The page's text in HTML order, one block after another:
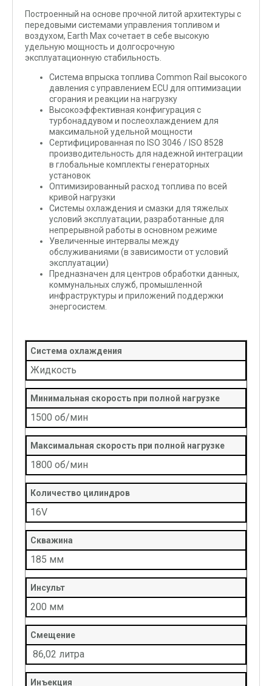
Построенный на основе прочной литой архитектуры с
передовыми системами управления топливом и
воздухом, Earth Max сочетает в себе высокую
удельную мощность и долгосрочную
эксплуатационную стабильность.
Система впрыска топлива Common Rail высокого
давления с управлением ECU для оптимизации
сгорания и реакции на нагрузку
Высокоэффективная конфигурация с
турбонаддувом и послеохлаждением для
максимальной удельной мощности
Сертифицированная по ISO 3046 / ISO 8528
производительность для надежной интеграции
в глобальные комплекты генераторных
установок
Оптимизированный расход топлива по всей
кривой нагрузки
Системы охлаждения и смазки для тяжелых
условий эксплуатации, разработанные для
непрерывной работы в основном режиме
Увеличенные интервалы между
обслуживаниями (в зависимости от условий
эксплуатации)
Предназначен для центров обработки данных,
коммунальных служб, промышленной
инфраструктуры и приложений поддержки
энергосистем.
Система охлаждения
Жидкость
Минимальная скорость при полной нагрузке
1500 об/мин
Максимальная скорость при полной нагрузке
1800 об/мин
Количество цилиндров
16V
Скважина
185 мм
Инсульт
200 мм
Смещение
86,02 литра
Инъекция